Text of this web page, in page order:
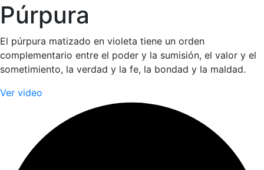
Púrpura
El púrpura matizado en violeta tiene un orden
complementario entre el poder y la sumisión, el valor y el
sometimiento, la verdad y la fe, la bondad y la maldad.
Ver video